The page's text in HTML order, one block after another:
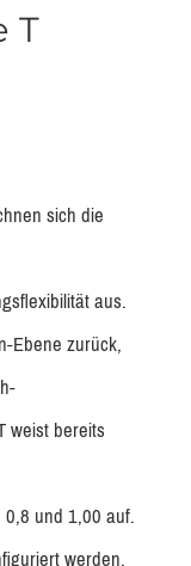
T
sich die
aus.
Ebene zurück,
weist bereits
und 1,00 auf.